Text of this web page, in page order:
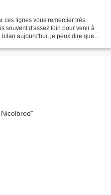
ces lignes vous remercier très
souvent d'assez loin pour venir à
aujourd'hui, je peux dire que